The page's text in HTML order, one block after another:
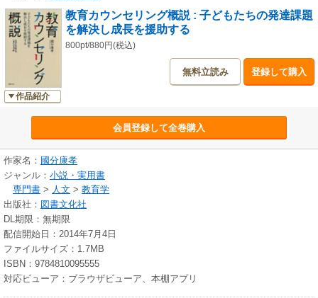
作品紹介
教育カウンセリング概説 : 子どもたちの発達課題
を解決し成長を援助する
800pt/880円(税込)
無料立読み 登録して購入
会員登録して全巻購入
作家名： 國分康孝
ジャンル： 小説・実用書
専門書 > 人文 > 教育学
出版社： 図書文化社
DL期限：無期限
配信開始日：2014年7月4日
ファイルサイズ：1.7MB
ISBN：9784810095555
対応ビューア：ブラウザビューア、本棚アプリ